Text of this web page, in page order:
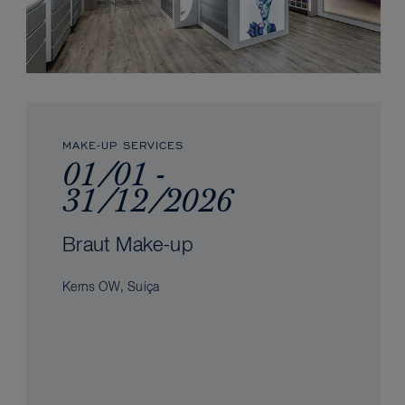
MAKE-UP SERVICES
01/01 -
31/12/2026
Braut Make-up
Kerns OW, Suiça